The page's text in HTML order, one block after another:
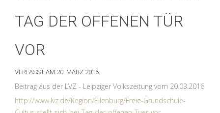
TAG DER OFFENEN TÜR
VOR
VERFASST AM 20. MÄRZ 2016.
Beitrag aus der LVZ - Leipziger Volkszeitung vom 20.03.2016
http://www.lvz.de/Region/Eilenburg/Freie-Grundschule-